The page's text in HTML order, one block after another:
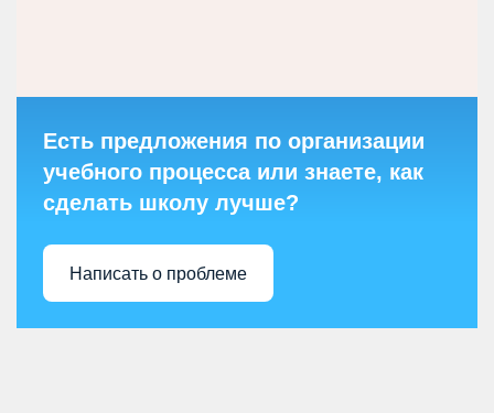
Есть предложения по организации
учебного процесса или знаете, как
сделать школу лучше?
Написать о проблеме